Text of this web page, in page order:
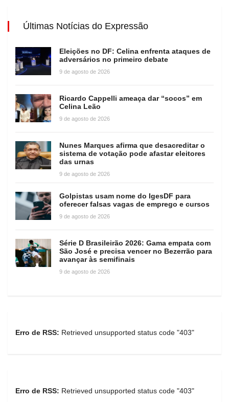
Últimas Notícias do Expressão
Eleições no DF: Celina enfrenta ataques de
adversários no primeiro debate
9 de agosto de 2026
Ricardo Cappelli ameaça dar “socos” em
Celina Leão
9 de agosto de 2026
Nunes Marques afirma que desacreditar o
sistema de votação pode afastar eleitores
das urnas
9 de agosto de 2026
Golpistas usam nome do IgesDF para
oferecer falsas vagas de emprego e cursos
9 de agosto de 2026
Série D Brasileirão 2026: Gama empata com
São José e precisa vencer no Bezerrão para
avançar às semifinais
9 de agosto de 2026
Erro de RSS: Retrieved unsupported status code "403"
Erro de RSS: Retrieved unsupported status code "403"